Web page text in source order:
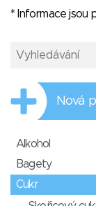
* Informace jsou
Nová
Alkohol
Bagety
Cukr